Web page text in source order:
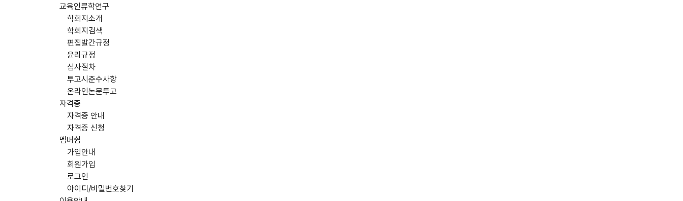
교육인류학연구
학회지소개
학회지검색
편집발간규정
윤리규정
심사절차
투고시준수사항
온라인논문투고
자격증
자격증 안내
자격증 신청
멤버쉽
가입안내
회원가입
로그인
아이디/비밀번호찾기